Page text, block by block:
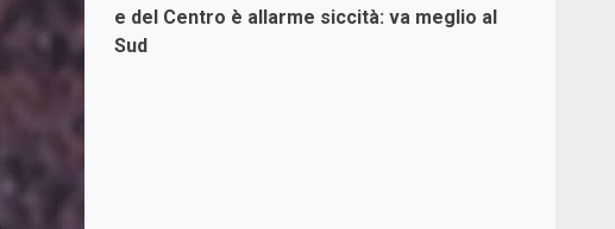
e del Centro è allarme siccità: va meglio al
Sud